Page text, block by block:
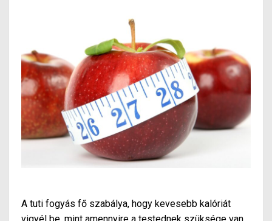
A tuti fogyás fő szabálya, hogy kevesebb kalóriát